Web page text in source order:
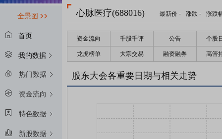
全景图
首页
我的数据
热门数据
资金流向
特色数据
新股数据
心脉医疗(688016) 最新价 - 涨跌 - 涨跌
资金流向 千股千评 公告 个股
龙虎榜单 大宗交易 融资融券 高管
股东大会各重要日期与相关走势